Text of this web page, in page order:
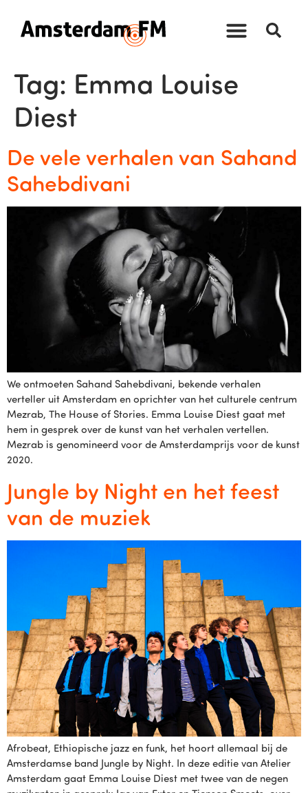
Tag: Emma Louise
Diest
De vele verhalen van Sahand
Sahebdivani
We ontmoeten Sahand Sahebdivani, bekende verhalen
verteller uit Amsterdam en oprichter van het culturele centrum
Mezrab, The House of Stories. Emma Louise Diest gaat met
hem in gesprek over de kunst van het verhalen vertellen.
Mezrab is genomineerd voor de Amsterdamprijs voor de kunst
2020.
Jungle by Night en het feest
van de muziek
Afrobeat, Ethiopische jazz en funk, het hoort allemaal bij de
Amsterdamse band Jungle by Night. In deze editie van Atelier
Amsterdam gaat Emma Louise Diest met twee van de negen